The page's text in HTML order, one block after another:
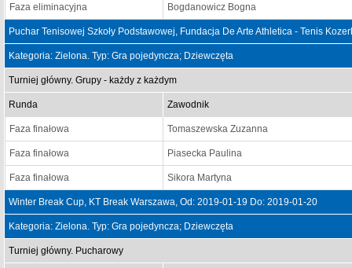
Faza eliminacyjna Bogdanowicz Bogna
Puchar Tenisowej Szkoły Podstawowej, Fundacja De Arte Athletica - Tenis
Kategoria: Zielona. Typ: Gra pojedyncza; Dziewczęta
Turniej główny. Grupy - każdy z każdym
Runda Zawodnik
Faza finałowa Tomaszewska Zuzanna
Faza finałowa Piasecka Paulina
Faza finałowa Sikora Martyna
Winter Break Cup, KT Break Warszawa, Od: 2019-01-19 Do: 2019-01-20
Kategoria: Zielona. Typ: Gra pojedyncza; Dziewczęta
Turniej główny. Pucharowy